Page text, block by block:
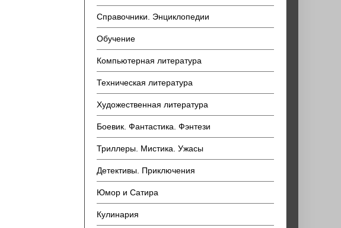
Справочники. Энциклопедии
Обучение
Компьютерная литература
Техническая литература
Художественная литература
Боевик. Фантастика. Фэнтези
Триллеры. Мистика. Ужасы
Детективы. Приключения
Юмор и Сатира
Кулинария